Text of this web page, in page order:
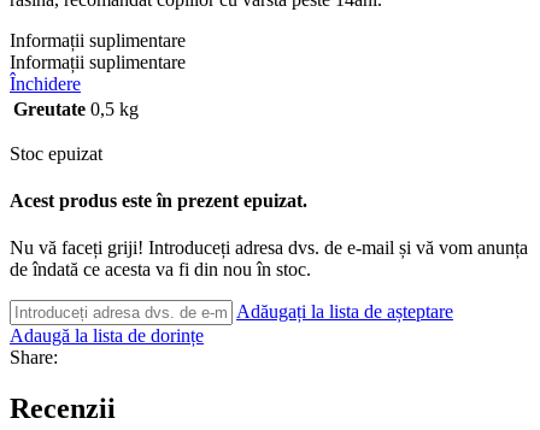
Informații suplimentare
Informații suplimentare
Închidere
Greutate 0,5 kg
Stoc epuizat
Acest produs este în prezent epuizat.
Nu vă faceți griji! Introduceți adresa dvs. de e-mail și vă vom anunța
de îndată ce acesta va fi din nou în stoc.
Adăugați la lista de așteptare
Adaugă la lista de dorințe
Share:
Recenzii